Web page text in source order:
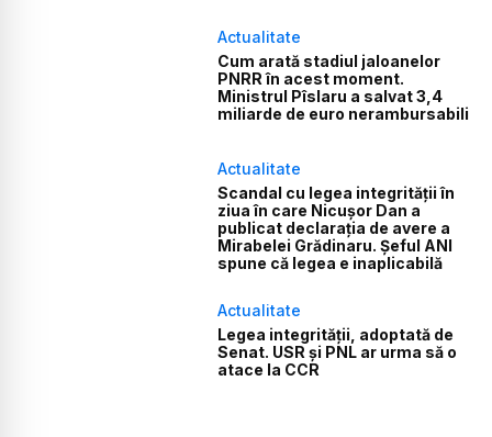
Actualitate
Cum arată stadiul jaloanelor
PNRR în acest moment.
Ministrul Pîslaru a salvat 3,4
miliarde de euro nerambursabili
Actualitate
Scandal cu legea integrității în
ziua în care Nicușor Dan a
publicat declarația de avere a
Mirabelei Grădinaru. Șeful ANI
spune că legea e inaplicabilă
Actualitate
Legea integrității, adoptată de
Senat. USR și PNL ar urma să o
atace la CCR